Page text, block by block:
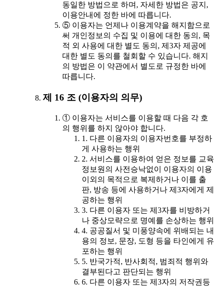
동일한 방법으로 하며, 자세한 방법은 공지,
이용안내에 정한 바에 따릅니다.
⑤ 이용자는 언제나 이용계약을 해지함으로
써 개인정보의 수집 및 이용에 대한 동의, 목
적 외 사용에 대한 별도 동의, 제3자 제공에
대한 별도 동의를 철회할 수 있습니다. 해지
의 방법은 이 약관에서 별도로 규정한 바에
따릅니다.
제 16 조 (이용자의 의무)
① 이용자는 서비스를 이용할 때 다음 각 호
의 행위를 하지 않아야 합니다.
1. 다른 이용자의 이용자번호를 부정하
게 사용하는 행위
2. 서비스를 이용하여 얻은 정보를 교육
정보원의 사전승낙없이 이용자의 이용
이외의 목적으로 복제하거나 이를 출
판, 방송 등에 사용하거나 제3자에게 제
공하는 행위
3. 다른 이용자 또는 제3자를 비방하거
나 중상모략으로 명예를 손상하는 행위
4. 공공질서 및 미풍양속에 위배되는 내
용의 정보, 문장, 도형 등을 타인에게 유
포하는 행위
5. 반국가적, 반사회적, 범죄적 행위와
결부된다고 판단되는 행위
6. 다른 이용자 또는 제3자의 저작권등